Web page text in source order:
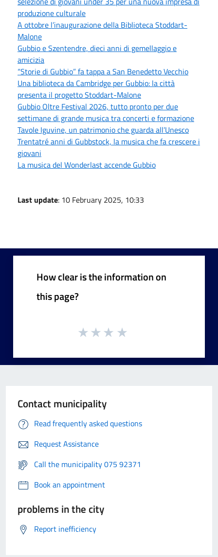
produzione culturale
A ottobre l’inaugurazione della Biblioteca Stoddart-
Malone
Gubbio e Szentendre, dieci anni di gemellaggio e
amicizia
“Storie di Gubbio” fa tappa a San Benedetto Vecchio
Una biblioteca da Cambridge per Gubbio: la città
presenta il progetto Stoddart-Malone
Gubbio Oltre Festival 2026, tutto pronto per due
settimane di grande musica tra concerti e formazione
Tavole Iguvine, un patrimonio che guarda all’Unesco
Trentatré anni di Gubbstock, la musica che fa crescere i
giovani
La musica del Wonderlast accende Gubbio
Last update: 10 February 2025, 10:33
How clear is the information on
this page?
Contact municipality
Read frequently asked questions
Request Assistance
Call the municipality 075 92371
Book an appointment
problems in the city
Report inefficiency